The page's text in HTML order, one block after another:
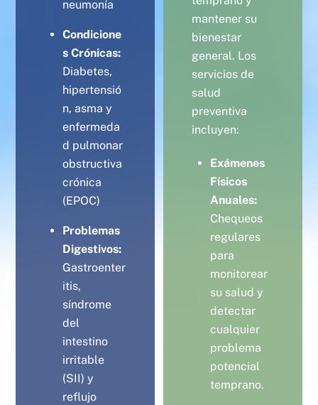
neumonía
Condicione
s Crónicas:
Diabetes,
hipertensió
n, asma y
enfermeda
d pulmonar
obstructiva
crónica
(EPOC)
Problemas
Digestivos:
Gastroenter
itis,
síndrome
del
intestino
irritable
(SII) y
reflujo
mantener su
bienestar
general. Los
servicios de
salud
preventiva
incluyen:
Exámenes
Físicos
Anuales:
Chequeos
regulares
para
monitorear
su salud y
detectar
cualquier
problema
potencial
temprano.